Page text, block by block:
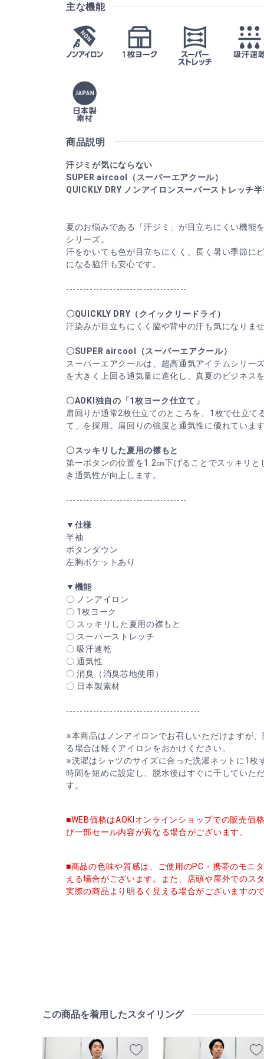
主な機能
商品説明
汗ジミが気にならない
SUPER aircool（スーパーエアクール）
QUICKLY DRY ノンアイロンスーパーストレッチ
夏のお悩みである「汗ジミ」が目立ちにくい機能
シリーズ。
汗をかいても色が目立ちにくく、長く暑い季節に
になる脇汗も安心です。
------------------------------------
〇QUICKLY DRY（クイックリードライ）
汗染みが目立ちにくく脇や背中の汗も気になりま
〇SUPER aircool（スーパーエアクール）
スーパーエアクールは、超高通気アイテムシリー
を大きく上回る通気量に進化し、真夏のビジネス
〇AOKI独自の「1枚ヨーク仕立て」
肩回りが通常2枚仕立てのところを、1枚で仕立て
て」を採用。肩回りの強度と通気性に優れていま
〇スッキリした夏用の襟もと
第一ボタンの位置を1.2㎝下げることでスッキリ
き通気性が向上します。
------------------------------------
▼仕様
半袖
ボタンダウン
左胸ポケットあり
▼機能
〇 ノンアイロン
〇 1枚ヨーク
〇 スッキリした夏用の襟もと
〇 スーパーストレッチ
〇 吸汗速乾
〇 通気性
〇 消臭（消臭芯地使用）
〇 日本製素材
----------------------------------------
※本商品はノンアイロンでお召しいただけますが
る場合は軽くアイロンをおかけください。
※洗濯はシャツのサイズに合った洗濯ネットに1枚
時間を短めに設定し、脱水後はすぐに干していた
す。
■WEB価格はAOKIオンラインショップでの販売価
び一部セール内容が異なる場合がございます。
■商品の色味や質感は、ご使用のPC・携帯のモニ
える場合がございます。また、店頭や屋外でのス
実際の商品より明るく見える場合がございますの
この商品を着用したスタイリング